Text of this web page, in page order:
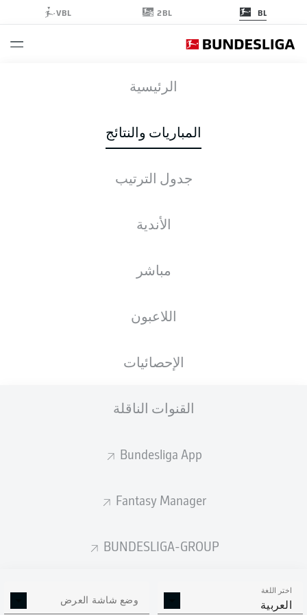
BL
2BL
VBL
الرئيسية
المباريات والنتائج
جدول الترتيب
الأندية
مباشر
اللاعبون
الإحصائيات
القنوات الناقلة
Bundesliga App
Fantasy Manager
BUNDESLIGA-GROUP
اختر اللغة
العربية وضع شاشة العرض
الأخبار التشكيلات الإحصائيات
0